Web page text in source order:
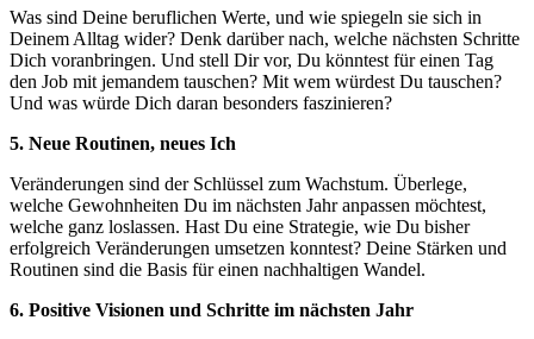
Was sind Deine beruflichen Werte, und wie spiegeln sie sich in
Deinem Alltag wider? Denk darüber nach, welche nächsten Schritte
Dich voranbringen. Und stell Dir vor, Du könntest für einen Tag
den Job mit jemandem tauschen? Mit wem würdest Du tauschen?
Und was würde Dich daran besonders faszinieren?
5. Neue Routinen, neues Ich
Veränderungen sind der Schlüssel zum Wachstum. Überlege,
welche Gewohnheiten Du im nächsten Jahr anpassen möchtest,
welche ganz loslassen. Hast Du eine Strategie, wie Du bisher
erfolgreich Veränderungen umsetzen konntest? Deine Stärken und
Routinen sind die Basis für einen nachhaltigen Wandel.
6. Positive Visionen und Schritte im nächsten Jahr